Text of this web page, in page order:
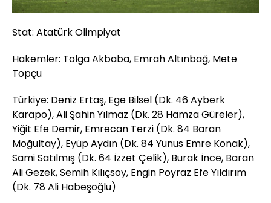
Stat: Atatürk Olimpiyat
Hakemler: Tolga Akbaba, Emrah Altınbağ, Mete
Topçu
Türkiye: Deniz Ertaş, Ege Bilsel (Dk. 46 Ayberk
Karapo), Ali Şahin Yılmaz (Dk. 28 Hamza Güreler),
Yiğit Efe Demir, Emrecan Terzi (Dk. 84 Baran
Moğultay), Eyüp Aydın (Dk. 84 Yunus Emre Konak),
Sami Satılmış (Dk. 64 İzzet Çelik), Burak İnce, Baran
Ali Gezek, Semih Kılıçsoy, Engin Poyraz Efe Yıldırım
(Dk. 78 Ali Habeşoğlu)